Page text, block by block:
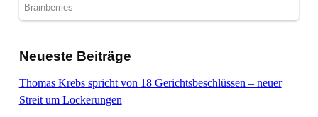
Neueste Beiträge
Thomas Krebs spricht von 18 Gerichtsbeschlüssen – neuer
Streit um Lockerungen